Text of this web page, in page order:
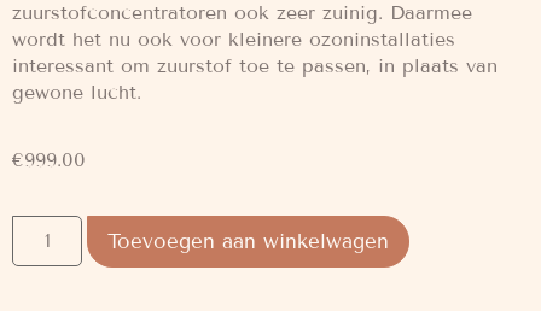
zuurstofconcentratoren ook zeer zuinig. Daarmee
wordt het nu ook voor kleinere ozoninstallaties
interessant om zuurstof toe te passen, in plaats van
gewone lucht.
€999.00
Toevoegen aan winkelwagen